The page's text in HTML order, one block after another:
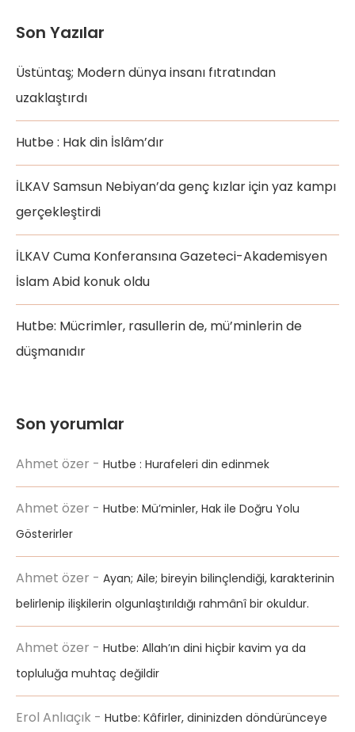
Son Yazılar
Üstüntaş; Modern dünya insanı fıtratından
uzaklaştırdı
Hutbe : Hak din İslâm’dır
İLKAV Samsun Nebiyan’da genç kızlar için yaz kampı
gerçekleştirdi
İLKAV Cuma Konferansına Gazeteci-Akademisyen
İslam Abid konuk oldu
Hutbe: Mücrimler, rasullerin de, mü’minlerin de
düşmanıdır
Son yorumlar
Ahmet özer - Hutbe : Hurafeleri din edinmek
Ahmet özer - Hutbe: Mü’minler, Hak ile Doğru Yolu
Gösterirler
Ahmet özer - Ayan; Aile; bireyin bilinçlendiği, karakterinin
belirlenip ilişkilerin olgunlaştırıldığı rahmânî bir okuldur.
Ahmet özer - Hutbe: Allah’ın dini hiçbir kavim ya da
topluluğa muhtaç değildir
Erol Anlıaçık - Hutbe: Kâfirler, dininizden döndürünceye